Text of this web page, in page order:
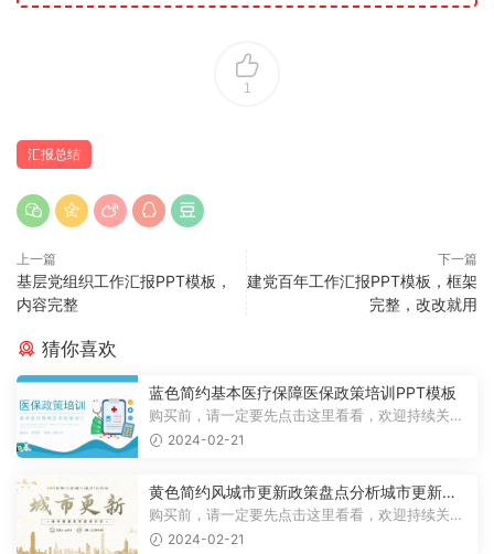
1
汇报总结
上一篇
基层党组织工作汇报PPT模板，
内容完整
下一篇
建党百年工作汇报PPT模板，框架
完整，改改就用
猜你喜欢
蓝色简约基本医疗保障医保政策培训PPT模板
购买前，请一定要先点击这里看看，欢迎持续关
注，精彩模板每天推送预览结束，一共2...
2024-02-21
黄色简约风城市更新政策盘点分析城市更新宣
传PPT模板
购买前，请一定要先点击这里看看，欢迎持续关
注，精彩模板每天推送预览结束，一共1...
2024-02-21